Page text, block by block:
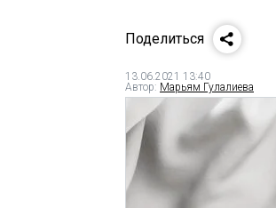
Поделиться
13.06.2021 13:40
Автор: Марьям Гулалиева